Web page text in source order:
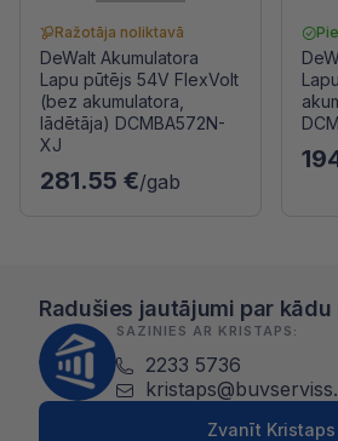
Ražotāja noliktavā
DeWalt Akumulatora
Lapu pūtējs 54V FlexVolt
(bez akumulatora,
lādētāja) DCMBA572N-
XJ
281.55 €/gab
Radušies jautājumi par
SAZINIES AR KRISTAPS:
2233 5736
Zvanīt Kristaps